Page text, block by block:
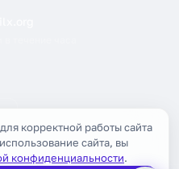
корректной работы сайта
сайта, вы
конфиденциальности.